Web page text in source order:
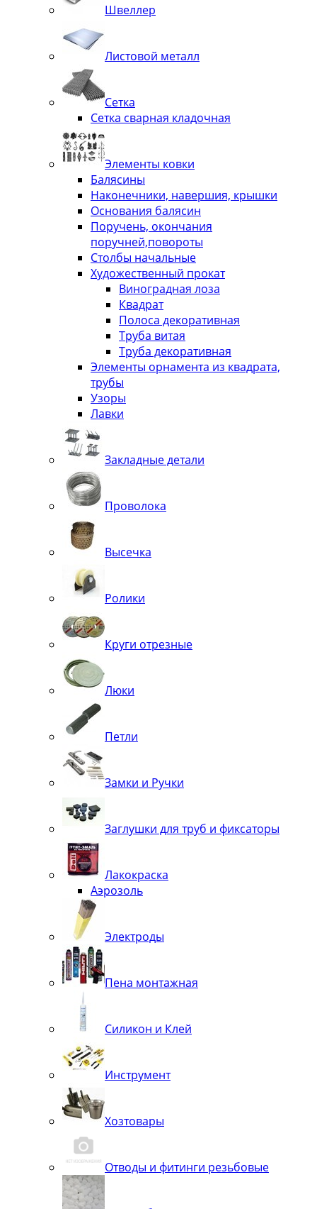
Швеллер
Листовой металл
Сетка
Сетка сварная кладочная
Элементы ковки
Балясины
Наконечники, навершия, крышки
Основания балясин
Поручень, окончания
поручней,повороты
Столбы начальные
Художественный прокат
Виноградная лоза
Квадрат
Полоса декоративная
Труба витая
Труба декоративная
Элементы орнамента из квадрата,
трубы
Узоры
Лавки
Закладные детали
Проволока
Высечка
Ролики
Круги отрезные
Люки
Петли
Замки и Ручки
Заглушки для труб и фиксаторы
Лакокраска
Аэрозоль
Электроды
Пена монтажная
Силикон и Клей
Инструмент
Хозтовары
Отводы и фитинги резьбовые